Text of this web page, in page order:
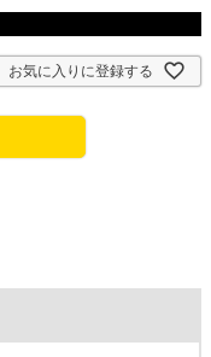
お気に入りに登録する